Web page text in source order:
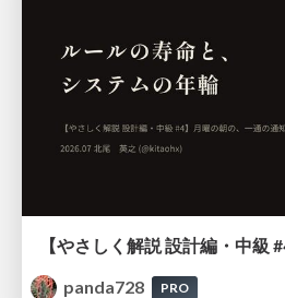
panda728
PRO